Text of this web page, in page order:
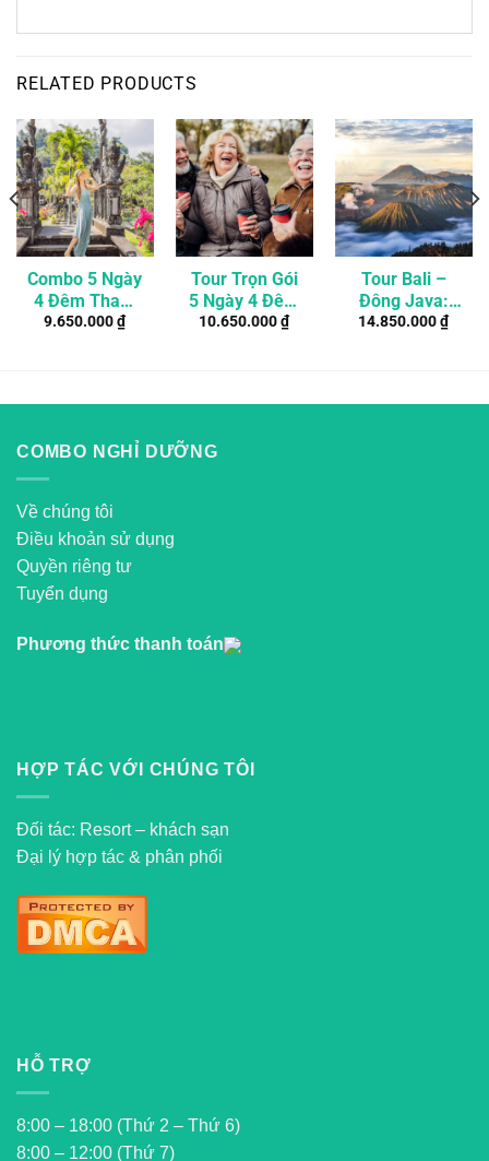
RELATED PRODUCTS
Combo 5 Ngày
4 Đêm Tham
Quan Đền –
9.650.000₫
Tour Trọn Gói
5 Ngày 4 Đêm
Khám Phá Văn
10.650.000₫
Tour Bali –
Đông Java:
Trekking Núi
14.850.000₫
COMBO NGHỈ DƯỠNG
Về chúng tôi
Điều khoản sử dụng
Quyền riêng tư
Tuyển dụng
Phương thức thanh toán
HỢP TÁC VỚI CHÚNG TÔI
Đối tác: Resort – khách sạn
Đại lý hợp tác & phân phối
HỖ TRỢ
8:00 – 18:00 (Thứ 2 – Thứ 6)
8:00 – 12:00 (Thứ 7)